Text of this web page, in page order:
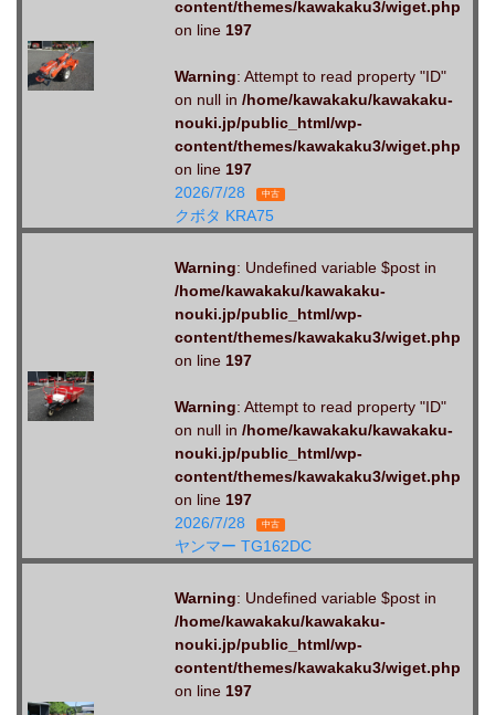
content/themes/kawakaku3/wiget.php
on line 197
Warning: Attempt to read property "ID"
on null in /home/kawakaku/kawakaku-
nouki.jp/public_html/wp-
content/themes/kawakaku3/wiget.php
on line 197
2026/7/28
中古
クボタ KRA75
Warning: Undefined variable $post in
/home/kawakaku/kawakaku-
nouki.jp/public_html/wp-
content/themes/kawakaku3/wiget.php
on line 197
Warning: Attempt to read property "ID"
on null in /home/kawakaku/kawakaku-
nouki.jp/public_html/wp-
content/themes/kawakaku3/wiget.php
on line 197
2026/7/28
中古
ヤンマー TG162DC
Warning: Undefined variable $post in
/home/kawakaku/kawakaku-
nouki.jp/public_html/wp-
content/themes/kawakaku3/wiget.php
on line 197